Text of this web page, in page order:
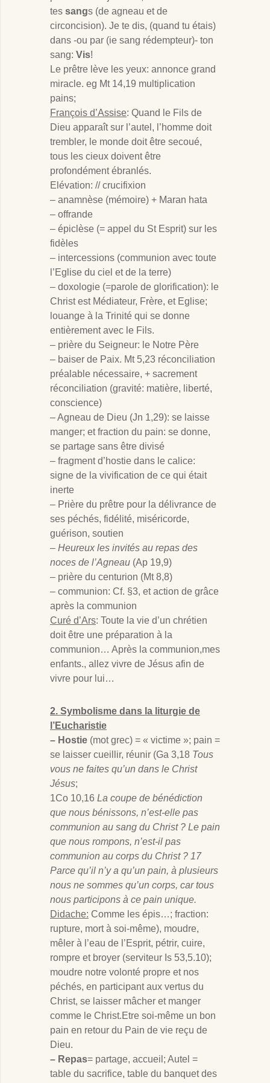
tes sangs (de agneau et de
circoncision). Je te dis, (quand tu étais)
dans -ou par (ie sang rédempteur)- ton
sang: Vis!
Le prêtre lève les yeux: annonce grand
miracle. eg Mt 14,19 multiplication
pains;
François d’Assise: Quand le Fils de
Dieu apparaît sur l’autel, l’homme doit
trembler, le monde doit être secoué,
tous les cieux doivent être
profondément ébranlés.
Elévation: // crucifixion
– anamnèse (mémoire) + Maran hata
– offrande
– épiclèse (= appel du St Esprit) sur les
fidèles
– intercessions (communion avec toute
l’Eglise du ciel et de la terre)
– doxologie (=parole de glorification): le
Christ est Médiateur, Frère, et Eglise;
louange à la Trinité qui se donne
entièrement avec le Fils.
– prière du Seigneur: le Notre Père
– baiser de Paix. Mt 5,23 réconciliation
préalable nécessaire, + sacrement
réconciliation (gravité: matière, liberté,
conscience)
– Agneau de Dieu (Jn 1,29): se laisse
manger; et fraction du pain: se donne,
se partage sans être divisé
– fragment d’hostie dans le calice:
signe de la vivification de ce qui était
inerte
– Prière du prêtre pour la délivrance de
ses péchés, fidélité, miséricorde,
guérison, soutien
– Heureux les invités au repas des
noces de l’Agneau (Ap 19,9)
– prière du centurion (Mt 8,8)
– communion: Cf. §3, et action de grâce
après la communion
Curé d’Ars: Toute la vie d’un chrétien
doit être une préparation à la
communion… Après la communion,mes
enfants., allez vivre de Jésus afin de
vivre pour lui…
2. Symbolisme dans la liturgie de
l’Eucharistie
– Hostie (mot grec) = « victime »; pain =
se laisser cueillir, réunir (Ga 3,18 Tous
vous ne faites qu’un dans le Christ
Jésus;
1Co 10,16 La coupe de bénédiction
que nous bénissons, n’est-elle pas
communion au sang du Christ ? Le pain
que nous rompons, n’est-il pas
communion au corps du Christ ? 17
Parce qu’il n’y a qu’un pain, à plusieurs
nous ne sommes qu’un corps, car tous
nous participons à ce pain unique.
Didache: Comme les épis…; fraction:
rupture, mort à soi-même), moudre,
mêler à l’eau de l’Esprit, pétrir, cuire,
rompre et broyer (serviteur Is 53,5.10);
moudre notre volonté propre et nos
péchés, en participant aux vertus du
Christ, se laisser mâcher et manger
comme le Christ.Etre soi-même un bon
pain en retour du Pain de vie reçu de
Dieu.
– Repas= partage, accueil; Autel =
table du sacrifice, table du banquet des